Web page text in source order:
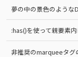
夢の中の景色のような
:has()を使って親要素
非推奨のmarqueeタグ